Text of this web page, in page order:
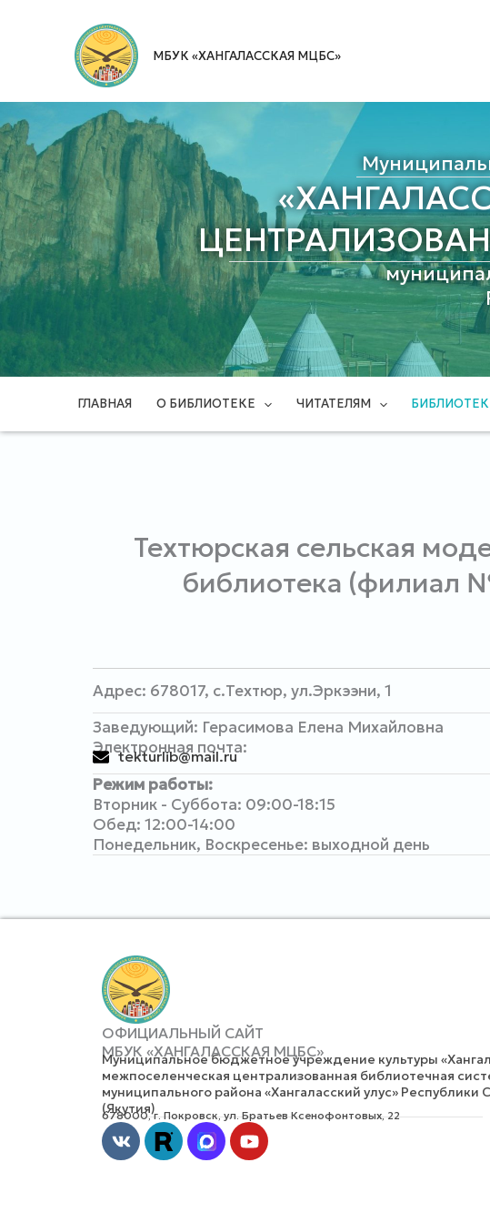
содержимому
МБУК «ХАНГАЛАССКАЯ МЦБС»
ГЛАВНАЯ О БИБЛИОТЕКЕ ЧИТАТЕЛЯМ
Техтюрская сельская
библиотека (филиал
Адрес: 678017, с.Техтюр, ул.Эркээни, 1
Заведующий: Герасимова Елена Михайловна
Электронная почта:
tekturlib@mail.ru
Режим работы:
Вторник - Суббота: 09:00-18:15
Обед: 12:00-14:00
Понедельник, Воскресенье: выходной день
ОФИЦИАЛЬНЫЙ САЙТ
МБУК «ХАНГАЛАССКАЯ МЦБС»
Муниципальное бюджетное учреждение культуры
межпоселенческая централизованная библиотечная
муниципального района «Хангаласский улус» Республики
(Якутия)
678000, г. Покровск, ул. Братьев Ксенофонтовых, 22
Vk Youtube